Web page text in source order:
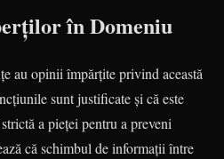
în Domeniu
au opinii împărțite privind această
sunt justificate și că este
a pieței pentru a preveni
că schimbul de informații între